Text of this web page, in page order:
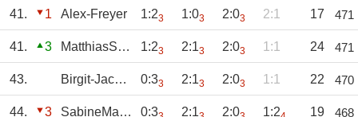
41. 1 Alex-Freyer 1:23 1:03 2:03 2:1 17 471
41. 3 MatthiasStelli 1:23 2:13 2:03 1:1 24 471
43. Birgit-Jacobs 0:33 2:13 2:03 1:1 22 470
44. 3 SabineManheller 0:3 2:1 2:0 1:2 19 468